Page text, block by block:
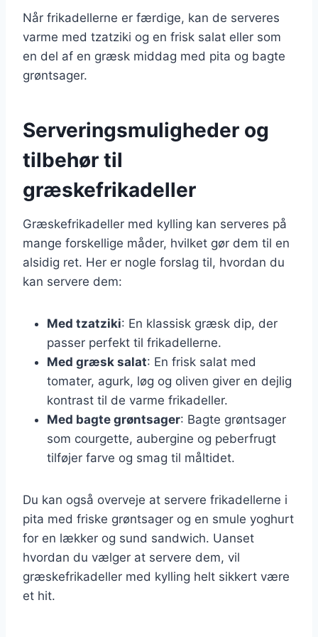
Når frikadellerne er færdige, kan de serveres
varme med tzatziki og en frisk salat eller som
en del af en græsk middag med pita og bagte
grøntsager.
Serveringsmuligheder og
tilbehør til
græskefrikadeller
Græskefrikadeller med kylling kan serveres på
mange forskellige måder, hvilket gør dem til en
alsidig ret. Her er nogle forslag til, hvordan du
kan servere dem:
Med tzatziki: En klassisk græsk dip, der
passer perfekt til frikadellerne.
Med græsk salat: En frisk salat med
tomater, agurk, løg og oliven giver en dejlig
kontrast til de varme frikadeller.
Med bagte grøntsager: Bagte grøntsager
som courgette, aubergine og peberfrugt
tilføjer farve og smag til måltidet.
Du kan også overveje at servere frikadellerne i
pita med friske grøntsager og en smule yoghurt
for en lækker og sund sandwich. Uanset
hvordan du vælger at servere dem, vil
græskefrikadeller med kylling helt sikkert være
et hit.